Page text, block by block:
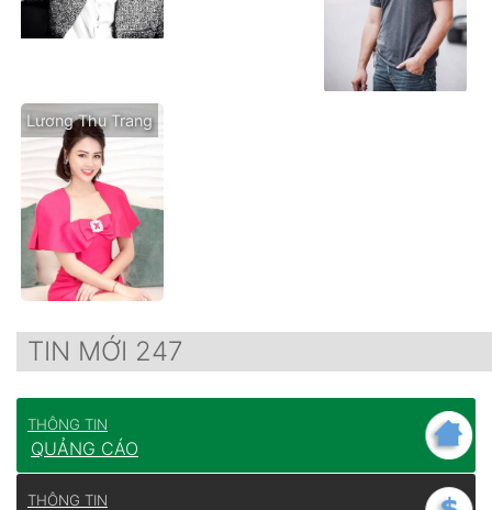
Lương Thu Trang
TIN MỚI 247
THÔNG TIN
QUẢNG CÁO
THÔNG TIN